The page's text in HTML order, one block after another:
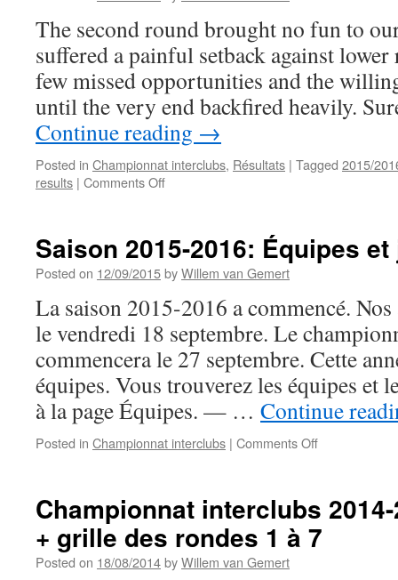
The second round brought no fun to
suffered a painful setback against
few missed opportunities and the
until the very end backfired heavily.
Continue reading →
Posted in Championnat interclubs, Résultats | Tagged 2015/
results | Comments Offon
round
of
Championship
2016
Saison 2015-2016: Équipes
Posted on 12/09/2015byWillem van Gemert
La saison 2015-2016 a commencé.
le vendredi 18 septembre. Le
commencera le 27 septembre. Cette
équipes. Vous trouverez les équipes et
à la page Équipes. — … Continue
Posted in Championnat interclubs | Comments Offon
Équipes
et
Championnat interclubs
+ grille des rondes 1 à 7
Posted on 18/08/2014byWillem van Gemert